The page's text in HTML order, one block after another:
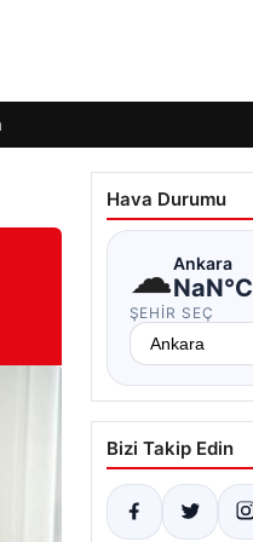
Hava Durumu
☁Ankara
NaN°C
ŞEHIR SEÇ
Bizi Takip Edin